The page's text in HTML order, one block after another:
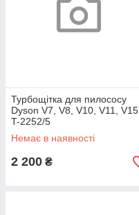
Турбощітка для пилососу
Dyson V7, V8, V10, V11, V15
T-2252/5
Немає в наявності
2 200 ₴